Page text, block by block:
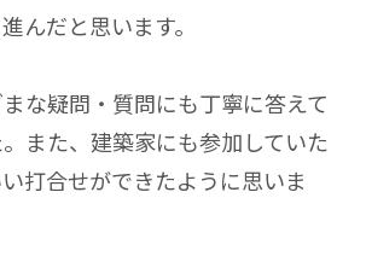
んだと思います。
な疑問・質問にも丁寧に答えて
また、建築家にも参加していた
打合せができたように思いま